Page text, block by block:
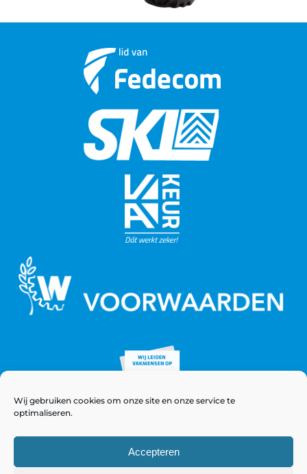
Wij gebruiken cookies om onze site en onze service te
optimaliseren.
Accepteren